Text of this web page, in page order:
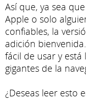
Así que, ya sea
Apple o solo
confiables, la
adición
fácil de usar y
gigantes de la
¿Deseas leer esto